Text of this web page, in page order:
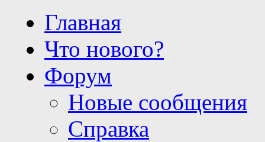
Главная
Что нового?
Форум
Новые сообщения
Справка